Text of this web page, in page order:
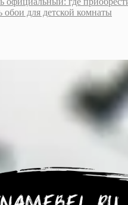
обои для детской комнаты